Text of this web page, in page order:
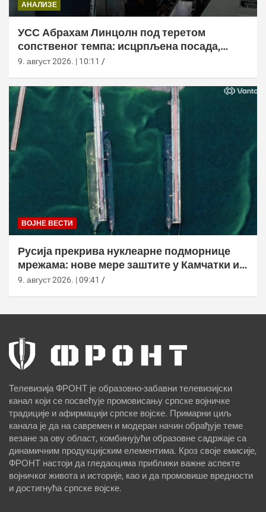
АНАЛИЗЕ
УСС Абрахам Линцолн под теретом
сопственог темпа: исцрпљена посада,
проблеми са снабдевањем и пад морала
9. август 2026. | 10:11
ВОЈНЕ ВЕСТИ
Русија прекрива нуклеарне подморнице
мрежама: нове мере заштите у Камчатки и
Новоросијску
9. август 2026. | 09:41
Телевизија ФРОНТ је образовно-забавни телевизијски
канал који се посвећује промовисању српске војничке
традиције и афирмацији српске војске. Примарни циљ
канала је да на савремен и модеран начин обрађује теме
везане за ову област, комбинујући образовне садржаје са
динамичним продукцијским елементима. Кроз своје емисије,
ФРОНТ настоји да гледаоцима приближи важне аспекте
војничког живота и историје, као и да промовише вредности
и достигнућа српске војске.